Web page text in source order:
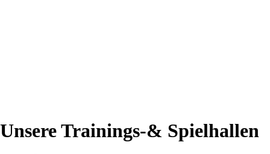
Unsere Trainings-& Spielhallen